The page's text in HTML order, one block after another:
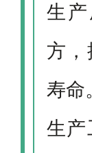
生
方
寿命
生产